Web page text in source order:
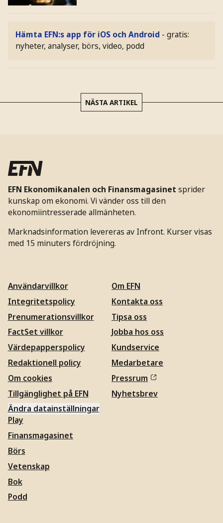
Hämta EFN:s app för iOS och Android - gratis:
nyheter, analyser, börs, video, podd
NÄSTA ARTIKEL
EFN Ekonomikanalen och Finansmagasinet sprider
kunskap om ekonomi. Vi vänder oss till den
ekonomiintresserade allmänheten.
Marknadsinformation levereras av Infront. Kurser visas
med 15 minuters fördröjning.
Användarvillkor
Integritetspolicy
Prenumerationsvillkor
FactSet villkor
Värdepapperspolicy
Redaktionell policy
Om cookies
Tillgänglighet på EFN
Ändra datainställningar
Om EFN
Kontakta oss
Tipsa oss
Jobba hos oss
Kundservice
Medarbetare
Pressrum
Nyhetsbrev
Play
Finansmagasinet
Börs
Vetenskap
Bok
Podd